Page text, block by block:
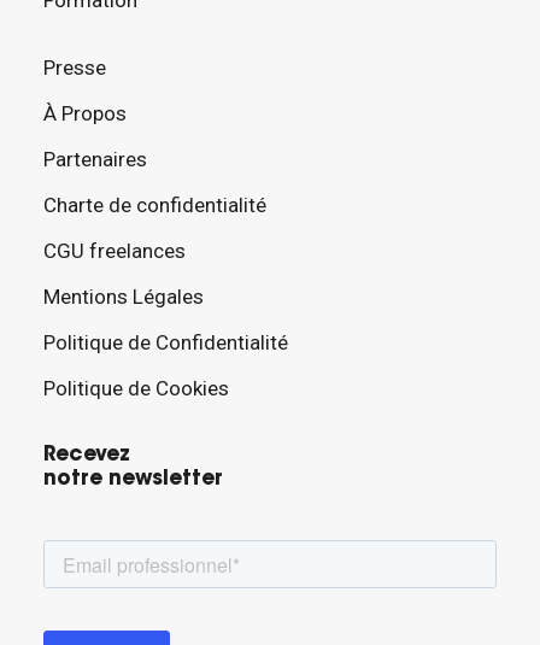
Presse
À Propos
Partenaires
Charte de confidentialité
CGU freelances
Mentions Légales
Politique de Confidentialité
Politique de Cookies
Recevez
notre newsletter